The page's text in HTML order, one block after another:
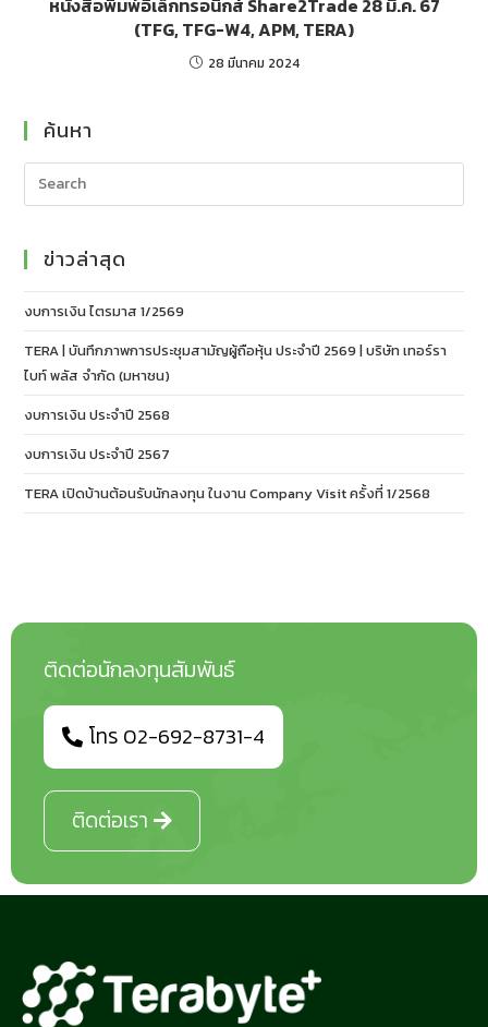
(TFG, TFG-W4, APM, TERA)
28 มีนาคม 2024
ค้นหา
ข่าวล่าสุด
งบการเงิน ไตรมาส 1/2569
TERA | บันทึกภาพการประชุมสามัญผู้ถือหุ้น ประจำปี 2569 | บริษัท เทอร์รา
ไบท์ พลัส จำกัด (มหาชน)
งบการเงิน ประจำปี 2568
งบการเงิน ประจำปี 2567
TERA เปิดบ้านต้อนรับนักลงทุน ในงาน Company Visit ครั้งที่ 1/2568
ติดต่อนักลงทุนสัมพันธ์
โทร 02-692-8731-4
ติดต่อเรา